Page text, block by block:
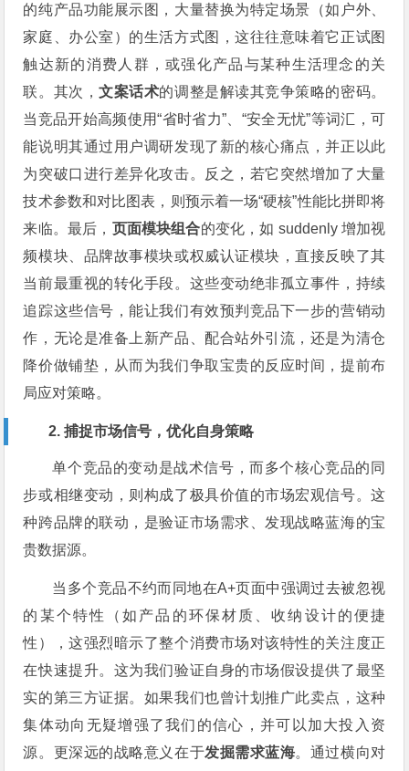
的纯产品功能展示图，大量替换为特定场景（如户外、
家庭、办公室）的生活方式图，这往往意味着它正试图
触达新的消费人群，或强化产品与某种生活理念的关
联。其次，文案话术的调整是解读其竞争策略的密码。
当竞品开始高频使用“省时省力”、“安全无忧”等词汇，可
能说明其通过用户调研发现了新的核心痛点，并正以此
为突破口进行差异化攻击。反之，若它突然增加了大量
技术参数和对比图表，则预示着一场“硬核”性能比拼即将
来临。最后， 页面模块组合的变化，如 suddenly 增加视
频模块、品牌故事模块或权威认证模块，直接反映了其
当前最重视的转化手段。这些变动绝非孤立事件，持续
追踪这些信号，能让我们有效预判竞品下一步的营销动
作，无论是准备上新产品、配合站外引流，还是为清仓
降价做铺垫，从而为我们争取宝贵的反应时间，提前布
局应对策略。
2. 捕捉市场信号，优化自身策略
单个竞品的变动是战术信号，而多个核心竞品的同
步或相继变动，则构成了极具价值的市场宏观信号。这
种跨品牌的联动，是验证市场需求、发现战略蓝海的宝
贵数据源。
当多个竞品不约而同地在A+页面中强调过去被忽视
的某个特性（如产品的环保材质、收纳设计的便捷
性），这强烈暗示了整个消费市场对该特性的关注度正
在快速提升。这为我们验证自身的市场假设提供了最坚
实的第三方证据。如果我们也曾计划推广此卖点，这种
集体动向无疑增强了我们的信心，并可以加大投入资
源。更深远的战略意义在于发掘需求蓝海。通过横向对